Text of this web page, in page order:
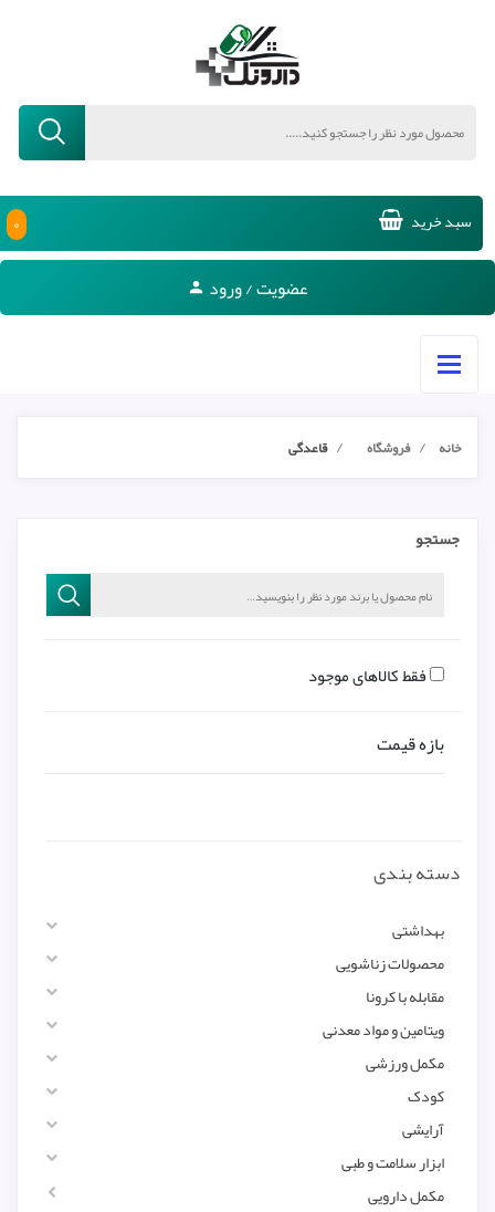
سبد خرید ۰
عضویت / ورود
خانه فروشگاه قاعدگی
جستجو
فقط کالاهای موجود
بازه قیمت
دسته بندی
بهداشتی
محصولات زناشویی
مقابله با کرونا
ویتامین و مواد معدنی
مکمل ورزشی
کودک
آرایشی
ابزار سلامت و طبی
مکمل دارویی